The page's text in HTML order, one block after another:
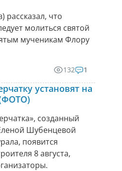
рассказал, что
молиться святой
мученикам Флору
132 1
установят на
созданный
Шубенцевой
появится
8 августа,